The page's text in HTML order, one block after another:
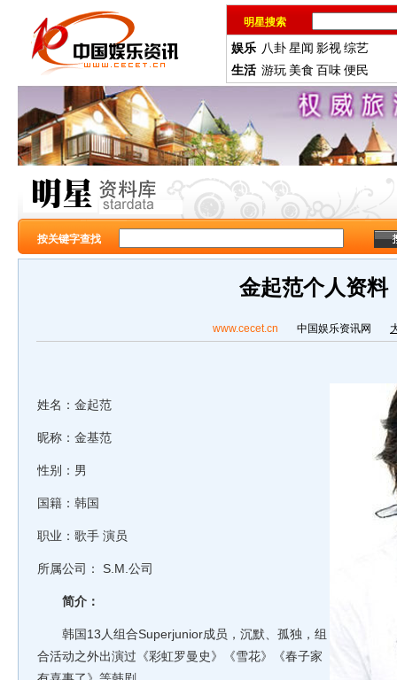
明星搜索
娱乐 八卦星闻 影视综艺
生活 游玩 美食 百味便民
按关键字查找
金起范个人资料
www.cecet.cn 中国娱乐资讯网
姓名：金起范
昵称：金基范
性别：男
国籍：韩国
职业：歌手 演员
所属公司： S.M.公司
简介：
韩国13人组合Superjunior成员，沉默、孤独，组
合活动之外出演过《彩虹罗曼史》《雪花》《春子家